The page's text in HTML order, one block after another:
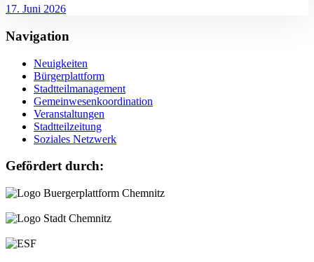
17. Juni 2026
Navigation
Neuigkeiten
Bürgerplattform
Stadtteilmanagement
Gemeinwesenkoordination
Veranstaltungen
Stadtteilzeitung
Soziales Netzwerk
Gefördert durch: